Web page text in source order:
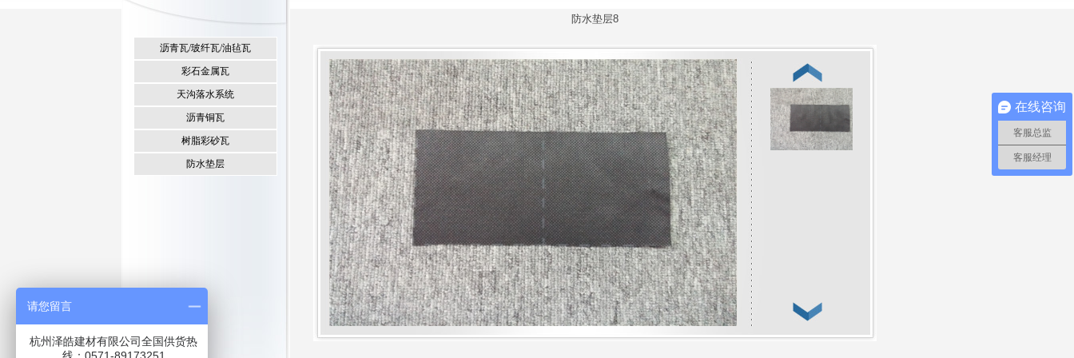
沥青瓦/玻纤瓦/油毡瓦
彩石金属瓦
天沟落水系统
沥青铜瓦
树脂彩砂瓦
防水垫层
防水垫层8
在线咨询
客服总监
客服经理
请您留言
杭州泽皓建材有限公司全国供货热